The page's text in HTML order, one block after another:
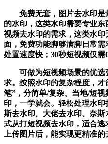
免费无套，图片去水印是
的水印，这类水印需要专业
视频去水印的需求，这类水
面，免费功能脚够满脚日常需
处置速度快；30秒短视频仅需
可做为短视频场景的优选
求。按照水印的复杂程度，
笔”，分简单/复杂、当地/短
印，一学就会。轻松处理水
斯去水印、大佬去水印、奈
式从打短视频去水印，适合逃
上传图片后，能实现更精准的